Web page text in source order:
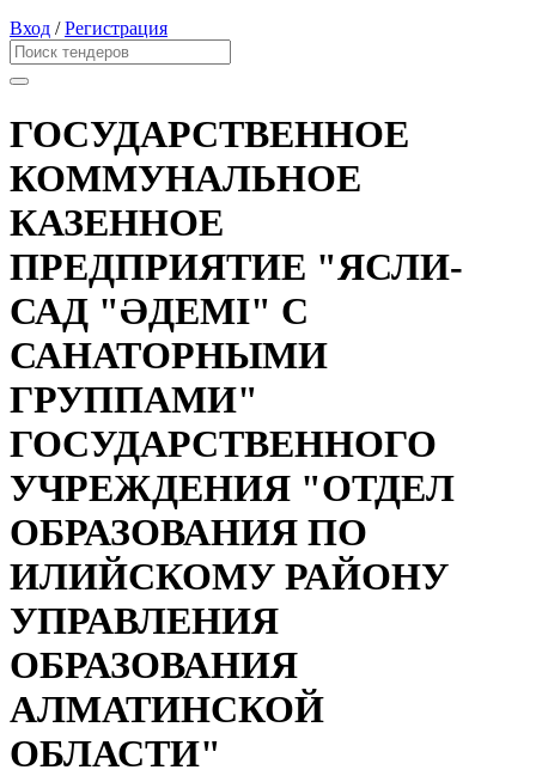
Вход /Регистрация
ГОСУДАРСТВЕННОЕ
КОММУНАЛЬНОЕ
КАЗЕННОЕ
ПРЕДПРИЯТИЕ "ЯСЛИ-
САД "ӘДЕМІ" С
САНАТОРНЫМИ
ГРУППАМИ"
ГОСУДАРСТВЕННОГО
УЧРЕЖДЕНИЯ "ОТДЕЛ
ОБРАЗОВАНИЯ ПО
ИЛИЙСКОМУ РАЙОНУ
УПРАВЛЕНИЯ
ОБРАЗОВАНИЯ
АЛМАТИНСКОЙ
ОБЛАСТИ"